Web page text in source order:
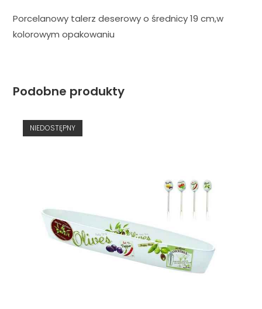
Porcelanowy talerz deserowy o średnicy 19 cm,w
kolorowym opakowaniu
Podobne produkty
NIEDOSTĘPNY